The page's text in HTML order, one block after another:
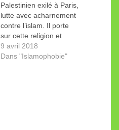
Palestinien exilé à Paris,
lutte avec acharnement
contre l’islam. Il porte
sur cette religion et
ceux qui la propagent
un regard impitoyable.
9 avril 2018
Dans "Islamophobie"